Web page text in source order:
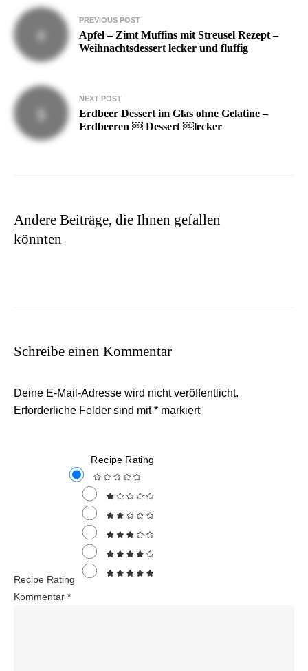
Beitragsnavigation
PREVIOUS POST
Apfel – Zimt Muffins mit Streusel Rezept –
Weihnachtsdessert lecker und fluffig
NEXT POST
Erdbeer Dessert im Glas ohne Gelatine –
Erdbeeren ￼ Dessert ￼lecker
Andere Beiträge, die Ihnen gefallen
könnten
Schreibe einen Kommentar
Deine E-Mail-Adresse wird nicht veröffentlicht.
Erforderliche Felder sind mit* markiert
Recipe Rating
Recipe Rating
Kommentar *